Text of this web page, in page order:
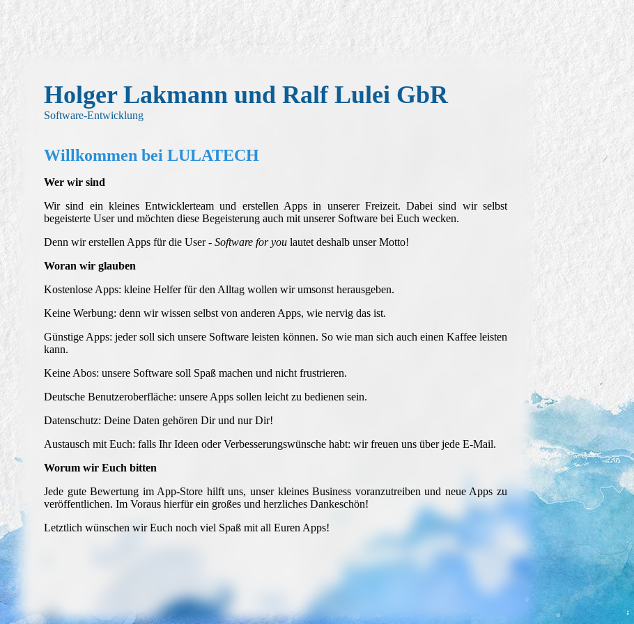
Holger Lakmann und Ralf Lulei GbR
Software-Entwicklung
Willkommen bei LULATECH
Wer wir sind
Wir sind ein kleines Entwicklerteam und erstellen Apps in unserer Freizeit. Dabei sind wir selbst
begeisterte User und möchten diese Begeisterung auch mit unserer Software bei Euch wecken.
Denn wir erstellen Apps für die User - Software for you lautet deshalb unser Motto!
Woran wir glauben
Kostenlose Apps: kleine Helfer für den Alltag wollen wir umsonst herausgeben.
Keine Werbung: denn wir wissen selbst von anderen Apps, wie nervig das ist.
Günstige Apps: jeder soll sich unsere Software leisten können. So wie man sich auch einen Kaffee leisten
kann.
Keine Abos: unsere Software soll Spaß machen und nicht frustrieren.
Deutsche Benutzeroberfläche: unsere Apps sollen leicht zu bedienen sein.
Datenschutz: Deine Daten gehören Dir und nur Dir!
Austausch mit Euch: falls Ihr Ideen oder Verbesserungswünsche habt: wir freuen uns über jede E-Mail.
Worum wir Euch bitten
Jede gute Bewertung im App-Store hilft uns, unser kleines Business voranzutreiben und neue Apps zu
veröffentlichen. Im Voraus hierfür ein großes und herzliches Dankeschön!
Letztlich wünschen wir Euch noch viel Spaß mit all Euren Apps!